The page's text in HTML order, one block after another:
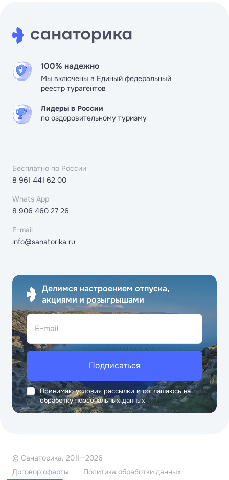
100% надежно
Мы включены в Единый федеральный
реестр турагентов
Лидеры в России
по оздоровительному туризму
Бесплатно по России
8 961 441 62 00
Whats App
8 906 460 27 26
E-mail
info@sanatorika.ru
Делимся настроением отпуска,
акциями и розыгрышами
E-mail
Подписаться
Принимаю условия рассылки и соглашаюсь на
обработку персональных данных
© Санаторика, 2011—2026
Договор оферты
Политика обработки данных